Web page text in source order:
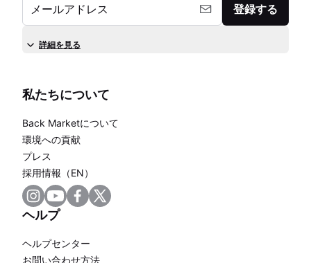
メールアドレス 登録する
詳細を見る
私たちについて
Back Marketについて
環境への貢献
プレス
採用情報（EN）
ヘルプ
ヘルプセンター
お問い合わせ方法